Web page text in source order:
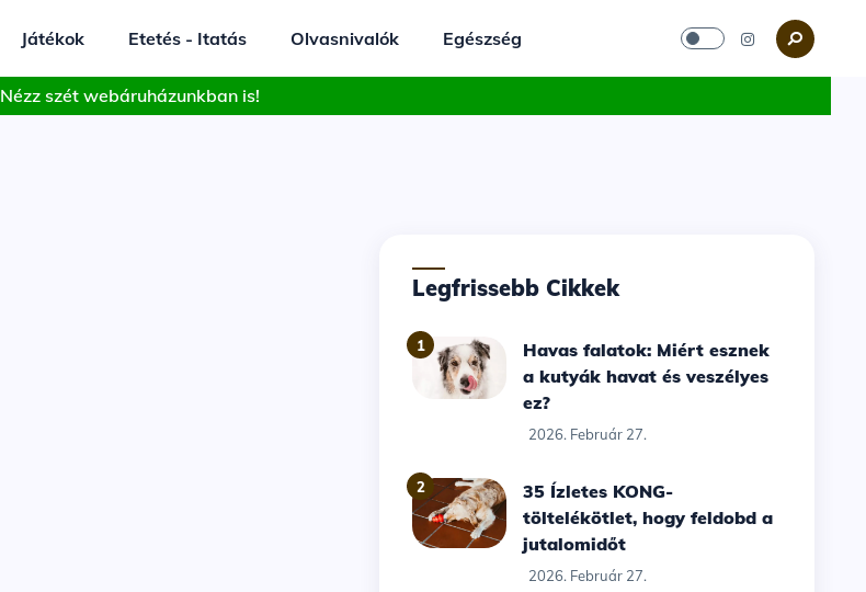
Játékok Etetés - Itatás Olvasnivalók Egészség
Nézz szét webáruházunkban is!
Legfrissebb Cikkek
1
Havas falatok: Miért esznek
a kutyák havat és veszélyes
ez?
2026. Február 27.
2
35 Ízletes KONG-
töltelékötlet, hogy feldobd a
jutalomidőt
2026. Február 27.